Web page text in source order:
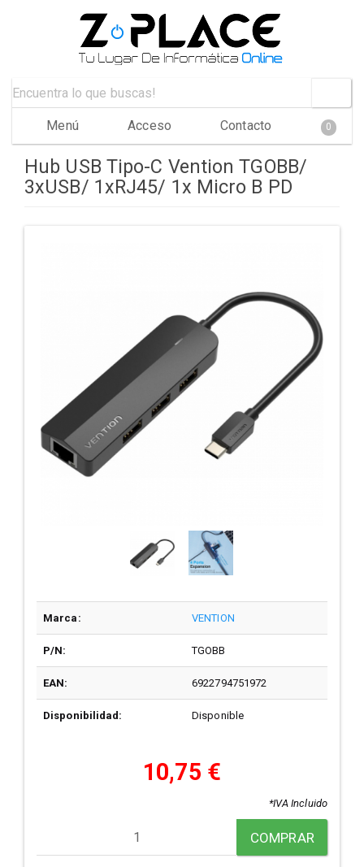
Menú Acceso Contacto 0
Hub USB Tipo-C Vention TGOBB/
3xUSB/ 1xRJ45/ 1x Micro B PD
Marca: VENTION
P/N: TGOBB
EAN: 6922794751972
Disponibilidad: Disponible
10,75 €
*IVA Incluido
COMPRAR